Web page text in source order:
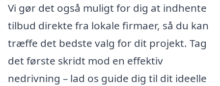
Vi gør det også muligt for dig at indhente
tilbud direkte fra lokale firmaer, så du kan
træffe det bedste valg for dit projekt. Tag
det første skridt mod en effektiv
nedrivning – lad os guide dig til dit ideelle